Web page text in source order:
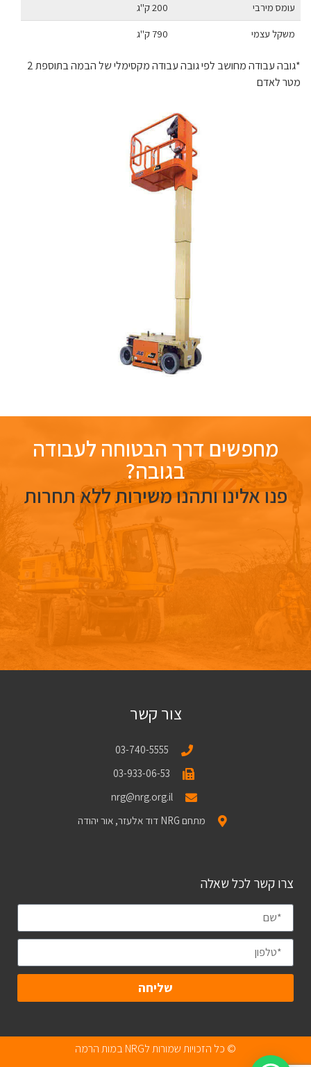
עומס מירבי
200 ק''ג
משקל עצמי
790 ק''ג
*גובה עבודה מחושב לפי גובה עבודה מקסימלי של הבמה בתוספת 2
מטר לאדם
מחפשים דרך הבטוחה לעבודה
בגובה?
פנו אלינו ותהנו משירות ללא תחרות
צור קשר
03-740-5555
03-933-06-53
nrg@nrg.org.il
מתחם NRG דוד אלעזר, אור יהודה
צרו קשר לכל שאלה
שליחה
© כל הזכויות שמורות לNRG במות הרמה